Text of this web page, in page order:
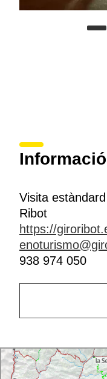
Visita
Ribot
https://
938 974 050